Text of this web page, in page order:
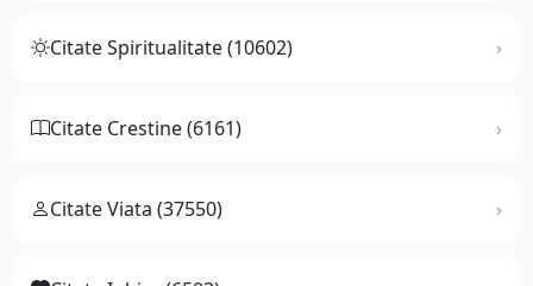
Citate Spiritualitate (10602)
Citate Crestine (6161)
Citate Viata (37550)